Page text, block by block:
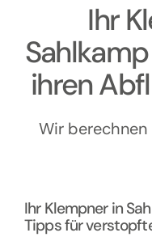
Ihr
ihren
Wir berechnen
Ihr Klempner in
Tipps für